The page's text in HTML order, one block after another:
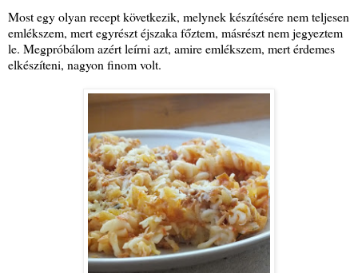
Most egy olyan recept következik, melynek készítésére nem teljesen
emlékszem, mert egyrészt éjszaka főztem, másrészt nem jegyeztem
le. Megpróbálom azért leírni azt, amire emlékszem, mert érdemes
elkészíteni, nagyon finom volt.